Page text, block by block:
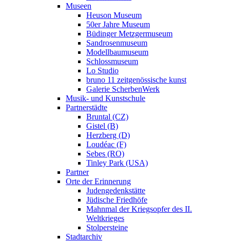
Museen
Heuson Museum
50er Jahre Museum
Büdinger Metzgermuseum
Sandrosenmuseum
Modellbaumuseum
Schlossmuseum
Lo Studio
bruno 11 zeitgenössische kunst
Galerie ScherbenWerk
Musik- und Kunstschule
Partnerstädte
Bruntal (CZ)
Gistel (B)
Herzberg (D)
Loudéac (F)
Sebes (RO)
Tinley Park (USA)
Partner
Orte der Erinnerung
Judengedenkstätte
Jüdische Friedhöfe
Mahnmal der Kriegsopfer des II.
Weltkrieges
Stolpersteine
Stadtarchiv